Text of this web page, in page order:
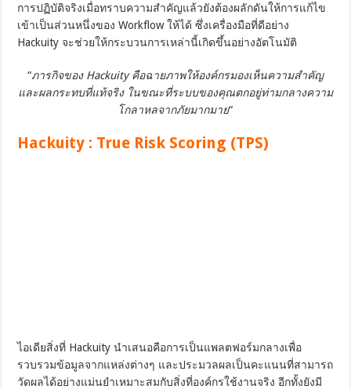
การปฏิบัติจริงเมื่อทราบความสำคัญแล้วยังต้องผลักดันให้การแก้ไข
เข้าเป็นส่วนหนึ่งของ Workflow ให้ได้ ซึ่งเครื่องมือที่ดีอย่าง
Hackuity จะช่วยให้กระบวนการเหล่านี้เกิดขึ้นอย่างอัตโนมัติ
“ภารกิจของ Hackuity คือฉายภาพให้องค์กรมองเห็นความสำคัญ
และผลกระทบที่แท้จริง ในขณะที่ระบบของคุณตกอยู่ท่ามกลางความ
โกลาหลจากภัยมากมาย“
Hackuity : True Risk Scoring (TPS)
ไอเดียสิ่งที่ Hackuity นำเสนอคือการเป็นแพลตฟอร์มกลางเพื่อ
รวบรวมข้อมูลจากแหล่งต่างๆ และประมวลผลเป็นคะแนนที่สามารถ
วัดผลได้อย่างแม่นยำเหมาะสมกับสิ่งที่องค์กรใช้งานจริง อีกทั้งยังมี